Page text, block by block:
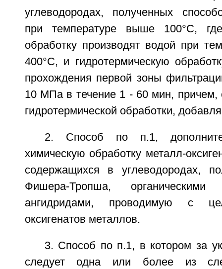
углеводородах, полученных
при температуре выше 100°С, где
обработку производят водой при
400°С, и гидротермическую
прохождения первой зоны
10 МПа в течение 1 - 60 мин, причем,
гидротермической обработки,
2. Способ по п.1,
химическую обработку металл-
содержащихся в углеводородах,
Фишера-Тропша,
ангидридами, проводимую с
оксигенатов металлов.
3. Способ по п.1, в котором за
следует одна или более из